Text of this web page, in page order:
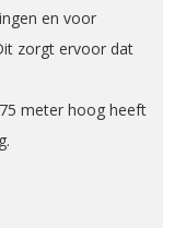
en voor
zorgt ervoor dat
meter hoog heeft